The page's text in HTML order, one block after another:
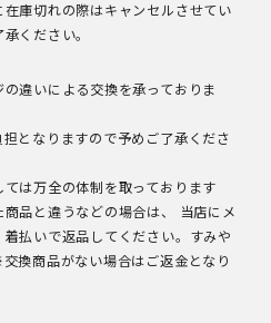
庫切れの際はキャンセルさせてい
ください。
違いによる交換を承っておりま
となりますので予めご了承くださ
は万全の体制を取っております
品と違うなどの場合は、 当店にメ
払いで返品してください。すみや
換商品がない場合はご返金となり